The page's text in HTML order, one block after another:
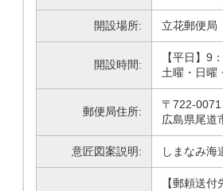
開設場所: 立花郵便局
開設時間:
【平日】9
土曜・日曜
郵便局住所:
〒722-0071
広島県尾道
意匠図案説明: しまなみ海
【郵頼送付